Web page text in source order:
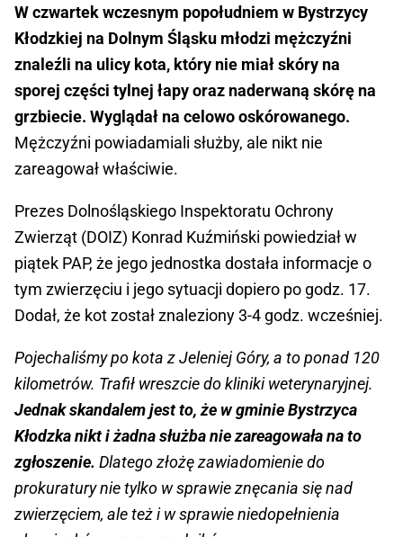
W czwartek wczesnym popołudniem w Bystrzycy
Kłodzkiej na Dolnym Śląsku młodzi mężczyźni
znaleźli na ulicy kota, który nie miał skóry na
sporej części tylnej łapy oraz naderwaną skórę na
grzbiecie. Wyglądał na celowo oskórowanego.
Mężczyźni powiadamiali służby, ale nikt nie
zareagował właściwie.
Prezes Dolnośląskiego Inspektoratu Ochrony
Zwierząt (DOIZ) Konrad Kuźmiński powiedział w
piątek PAP, że jego jednostka dostała informacje o
tym zwierzęciu i jego sytuacji dopiero po godz. 17.
Dodał, że kot został znaleziony 3-4 godz. wcześniej.
Pojechaliśmy po kota z Jeleniej Góry, a to ponad 120
kilometrów. Trafił wreszcie do kliniki weterynaryjnej.
Jednak skandalem jest to, że w gminie Bystrzyca
Kłodzka nikt i żadna służba nie zareagowała na to
zgłoszenie. Dlatego złożę zawiadomienie do
prokuratury nie tylko w sprawie znęcania się nad
zwierzęciem, ale też i w sprawie niedopełnienia